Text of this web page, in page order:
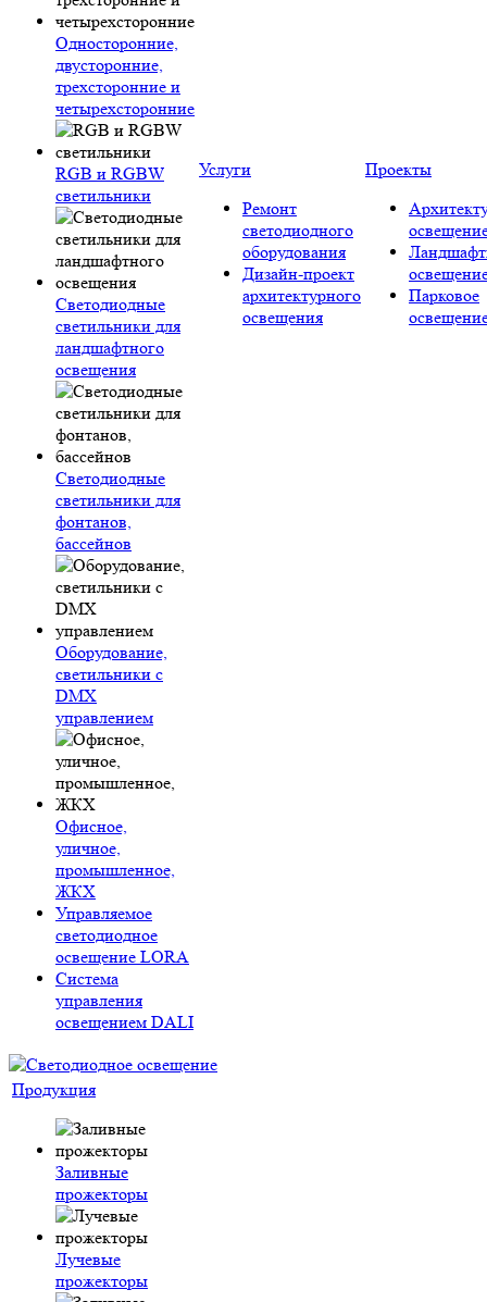
Односторонние,
двусторонние,
трехсторонние и
четырехсторонние
RGB и RGBW
светильники
Светодиодные
светильники для
ландшафтного
освещения
Светодиодные
светильники для
фонтанов,
бассейнов
Оборудование,
светильники с
DMX
управлением
Офисное,
уличное,
промышленное,
ЖКХ
Управляемое
светодиодное
освещение LORA
Система
управления
освещением DALI
Услуги
Ремонт
светодиодного
оборудования
Дизайн-проект
архитектурного
освещения
Проекты
Парковое
Продукция
Заливные
прожекторы
Лучевые
прожекторы